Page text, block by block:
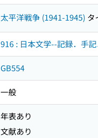
太平洋戦争 (1941-1945) タ
916 : 日本文学--記録．手
GB554
一般
年表あり
文献あり